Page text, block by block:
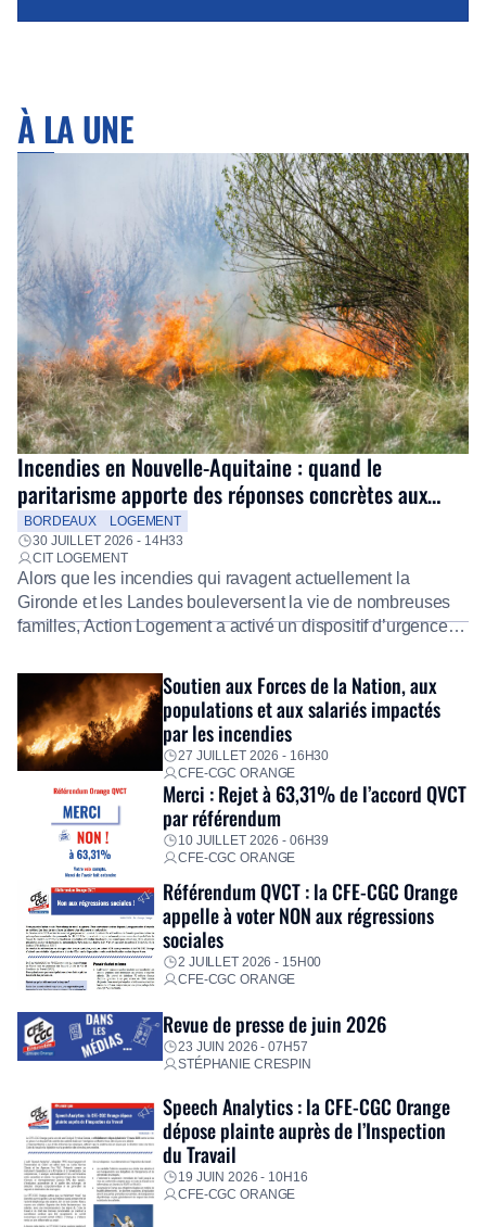
À LA UNE
Incendies en Nouvelle-Aquitaine : quand le
paritarisme apporte des réponses concrètes aux
salariés
BORDEAUX
LOGEMENT
30 JUILLET 2026 - 14H33
CIT LOGEMENT
Alors que les incendies qui ravagent actuellement la
Gironde et les Landes bouleversent la vie de nombreuses
familles, Action Logement a activé un dispositif d’urgence
Fidèle à sa mission d’utilité sociale, le Groupe mobilise
immédiatement ses équipes afin de proposer un diagnostic
personnalisé, des aides financières pour faire face aux
premières dépenses, […]
Soutien aux Forces de la Nation, aux
populations et aux salariés impactés
par les incendies
27 JUILLET 2026 - 16H30
CFE-CGC ORANGE
Merci : Rejet à 63,31% de l’accord QVCT
par référendum
10 JUILLET 2026 - 06H39
CFE-CGC ORANGE
Référendum QVCT : la CFE-CGC Orange
appelle à voter NON aux régressions
sociales
2 JUILLET 2026 - 15H00
CFE-CGC ORANGE
Revue de presse de juin 2026
23 JUIN 2026 - 07H57
STÉPHANIE CRESPIN
Speech Analytics : la CFE-CGC Orange
dépose plainte auprès de l’Inspection
du Travail
19 JUIN 2026 - 10H16
CFE-CGC ORANGE